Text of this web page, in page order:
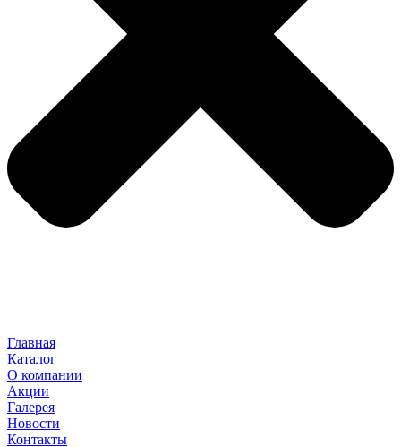
Главная
Каталог
О компании
Акции
Галерея
Новости
Контакты